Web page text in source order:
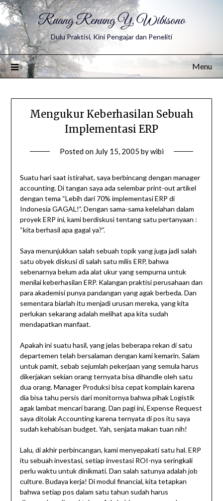
Ruang Renung Y. Wibisono
Dulu Praktisi, Kini Pengajar dan Peneliti
Menu
Mengukur Keberhasilan Sebuah
Implementasi ERP
Posted on July 15, 2005 bywibi
Suatu hari saat istirahat, saya berbincang dengan manager
accounting. Di tangan saya ada selembar print-out artikel
dengan tema “Lebih dari 70% implementasi ERP di
Indonesia GAGAL!”. Dengan sama-sama kelelahan dalam
proyek ERP ini, kami berdiskusi tentang satu pertanyaan :
“kita berhasil apa gagal ya?”.
Saya menunjukkan salah sebuah topik yang juga jadi salah
satu obyek diskusi di salah satu milis ERP, bahwa
sebenarnya belum ada alat ukur yang sempurna untuk
menilai keberhasilan ERP. Kalangan praktisi perusahaan dan
para akademisi punya pandangan yang agak berbeda. Dan
sementara biarlah itu menjadi urusan mereka, yang kita
perlukan sekarang adalah melihat apa kita sudah
mendapatkan manfaat.
Apakah ini suatu hasil, yang jelas beberapa rekan di satu
departemen telah bersalaman dengan kami kemarin. Salam
untuk pamit, sebab sejumlah pekerjaan yang semula harus
dikerjakan sekian orang ternyata bisa dihandle oleh satu
dua orang. Manager Produksi bisa cepat komplain karena
dia bisa tahu persis dari monitornya bahwa pihak Logistik
agak lambat mencari barang. Dan pagi ini, Expense Request
saya ditolak Accounting karena ternyata di pos itu saya
sudah kehabisan budget. Yah, senjata makan tuan nih!
Lalu, di akhir perbincangan, kami menyepakati satu hal. ERP
itu sebuah investasi, setiap investasi ROI-nya seringkali
perlu waktu untuk dinikmati. Dan salah satunya adalah job
culture. Budaya kerja! Di modul financial, kita tetapkan
bahwa setiap pos dalam satu tahun sudah harus